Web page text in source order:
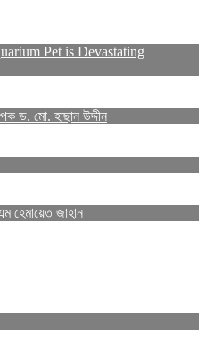
Pet is Devastating
ড. মো. হাছান উদ্দীন
হেমায়েত জাহান